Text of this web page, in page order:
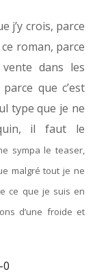
j’y crois, parce
roman, parce
dans les
que c’est
type que je ne
il faut le
sympa le teaser,
malgré tout je ne
ce que je suis en
d’une froide et